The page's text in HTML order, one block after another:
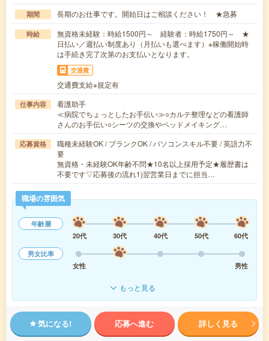
期間 長期のお仕事です。開始日はご相談ください！ ★急募
時給
無資格未経験：時給1500円～ 経験者：時給1750円～ ★
日払い／週払い制度あり（月払いも選べます）※稼働開始時
は手続き完了次第のお支払いとなります。
交通費
交通費支給※規定有
仕事内容
看護助手
≪病院でちょっとしたお手伝い≫○カルテ整理などの看護師
さんのお手伝い○シーツの交換やベッドメイキング…
応募資格
職種未経験OK / ブランクOK / パソコンスキル不要 / 英語力不
要
無資格・未経験OK年齢不問★10名以上採用予定★履歴書は
不要です▽応募後の流れ1)翌営業日までに担当…
職場の雰囲気
年齢層
20代
30代 40代 50代
60代
男女比率
女性
男性
もっと見る
気になる! 応募へ進む 詳しく見る